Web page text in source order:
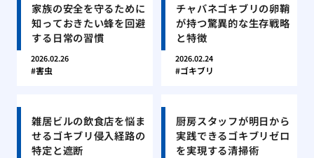
家族の安全を守るために
知っておきたい蜂を回避
する日常の習慣
2026.02.26
害虫
チャバネゴキブリの卵鞘
が持つ驚異的な生存戦略
と特徴
2026.02.24
ゴキブリ
雑居ビルの飲食店を悩ま
せるゴキブリ侵入経路の
特定と遮断
厨房スタッフが明日から
実践できるゴキブリゼロ
を実現する清掃術